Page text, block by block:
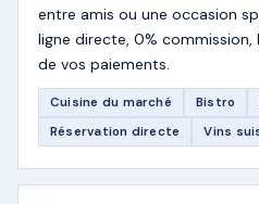
entre amis ou une occasion
ligne directe, 0% commission,
de vos paiements.
Cuisine du marché Bistro
Réservation directe
Vins